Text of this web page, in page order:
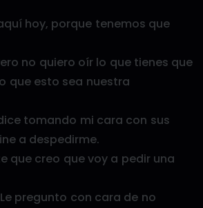
hoy, porque tenemos que
no quiero oír lo que tienes que
que esto sea nuestra
tomando mi cara con sus
a despedirme.
que creo que voy a pedir una
pregunto con cara de no